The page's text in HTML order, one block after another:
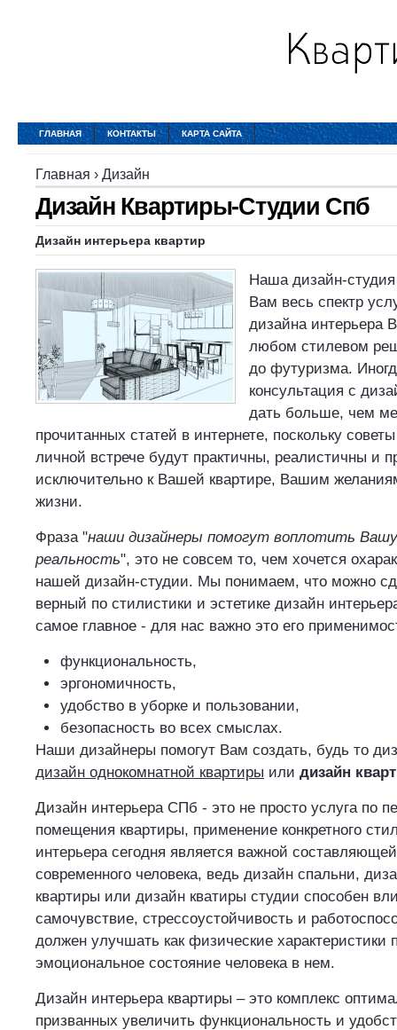
ГЛАВНАЯ КОНТАКТЫ КАРТА САЙТА
Главная › Дизайн
Дизайн Квартиры-Студии Спб
Дизайн интерьера квартир
Наша дизайн-
Вам весь спектр
дизайна интерьера
любом стилевом
до футуризма.
консультация с
дать больше, чем
прочитанных статей в интернете, поскольку
личной встрече будут практичны, реалистичны и
исключительно к Вашей квартире, Вашим
жизни.
Фраза "наши дизайнеры помогут воплотить
реальность", это не совсем то, чем хочется
нашей дизайн-студии. Мы понимаем, что можно
верный по стилистики и эстетике дизайн
самое главное - для нас важно это его
функциональность,
эргономичность,
удобство в уборке и пользовании,
безопасность во всех смыслах.
Наши дизайнеры помогут Вам создать, будь то
дизайн однокомнатной квартиры или дизайн
Дизайн интерьера СПб - это не просто услуга по
помещения квартиры, применение конкретного
интерьера сегодня является важной
современного человека, ведь дизайн спальни,
квартиры или дизайн кватиры студии способен
самочувствие, стрессоустойчивость и
должен улучшать как физические характеристики
эмоциональное состояние человека в нем.
Дизайн интерьера квартиры – это комплекс
призванных увеличить функциональность и